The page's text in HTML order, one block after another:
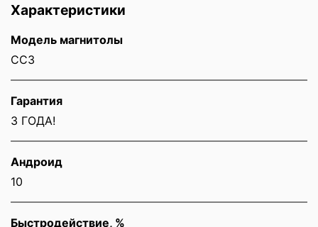
Характеристики
Модель магнитолы
CC3
Гарантия
3 ГОДА!
Андроид
10
Быстродействие, %